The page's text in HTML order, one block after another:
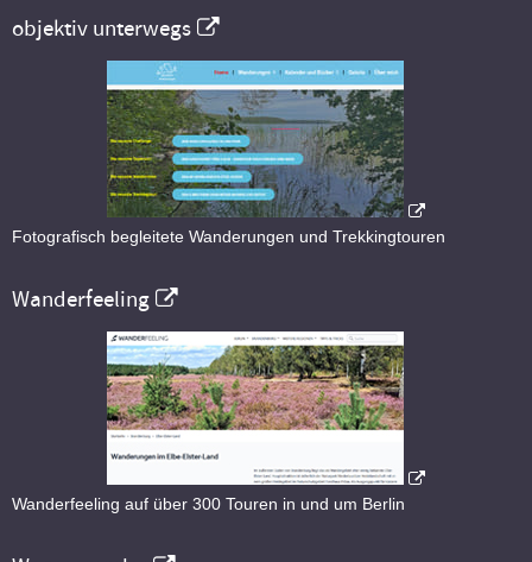
objektiv unterwegs
Fotografisch begleitete Wanderungen und Trekkingtouren
Wanderfeeling
Wanderfeeling auf über 300 Touren in und um Berlin